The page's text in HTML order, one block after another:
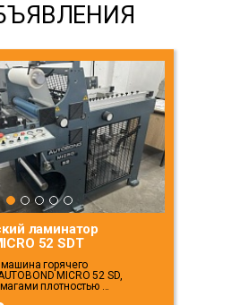
ламинатор
52 SDT
горячего
MICRO 52 SD,
плотностью ...